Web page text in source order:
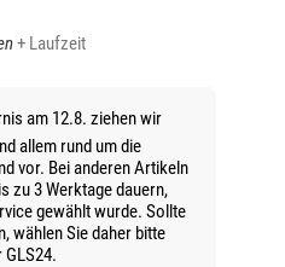
+ Laufzeit
am 12.8. ziehen wir
allem rund um die
vor. Bei anderen Artikeln
zu 3 Werktage dauern,
gewählt wurde. Sollte
wählen Sie daher bitte